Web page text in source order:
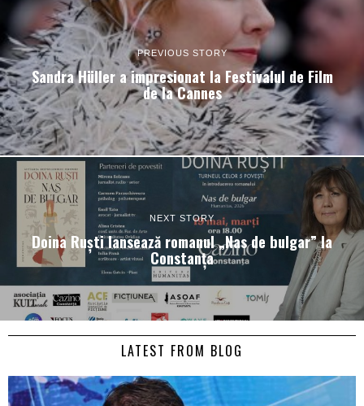
PREVIOUS STORY
Sandra Hüller a impresionat la Festivalul de Film
de la Cannes
NEXT STORY
Doina Ruști lansează romanul „Nas de bulgar” la
Constanța
LATEST FROM BLOG